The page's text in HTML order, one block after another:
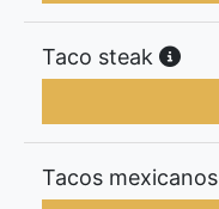
Taco steak
Tacos mexicanos